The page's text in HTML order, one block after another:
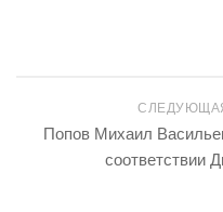
Попов Михаил
соответствии